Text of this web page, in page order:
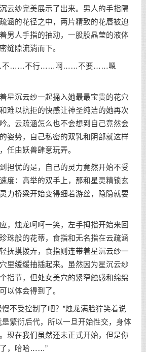
云纱完美展示了出来。男人的手指隔
涵的花径之中，两片精致的花唇被迫
男人手指的抽动，一股股晶莹的液体
缝隙流淌而下。
……不行……啊……不要……嗯
沉云纱一起捅入她最最宝贵的花穴
难以抗拒的快感让神圣纯洁的她再次
。云疏涵怎么也不会想到自己竟然会
姿势，自己私密的双乳和阴部就这样
任由妖兽肆意玩弄。
忧的是，自己的灵力竟然开始不受
度：高举的双手上，那和星灵精锁玄
力桥梁开始变得细若游丝，隐隐就要
烛龙呵呵一笑，左手拇指开始来回
珠般的花蒂，食指和无名指在云疏涵
抚摸拨弄，食指则连带着星沉云纱一
里缓缓抽插起来。虽然因为星沉云纱
指节，但处女美穴的紧窄触感和绵绵
以体会得到了。
受控制了吧？”烛龙满脸狞笑着说
是繁衍后代，所以一旦开始性交，身体
现在我们虽然还未正式开始，但是你
了，哈哈……”